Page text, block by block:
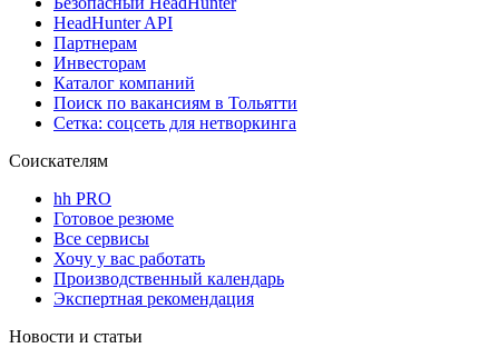
HeadHunter API
Партнерам
Инвесторам
Каталог компаний
Поиск по вакансиям в Тольятти
Сетка: соцсеть для нетворкинга
Соискателям
hh PRO
Готовое резюме
Все сервисы
Хочу у вас работать
Производственный календарь
Экспертная рекомендация
Новости и статьи